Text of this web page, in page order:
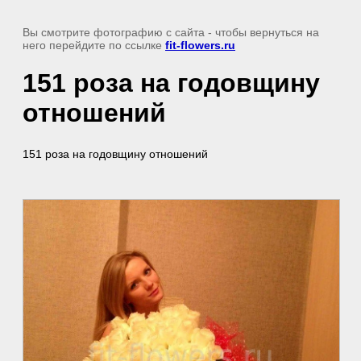
Вы смотрите фотографию с сайта - чтобы вернуться на
него перейдите по ссылке fit-flowers.ru
151 роза на годовщину
отношений
151 роза на годовщину отношений